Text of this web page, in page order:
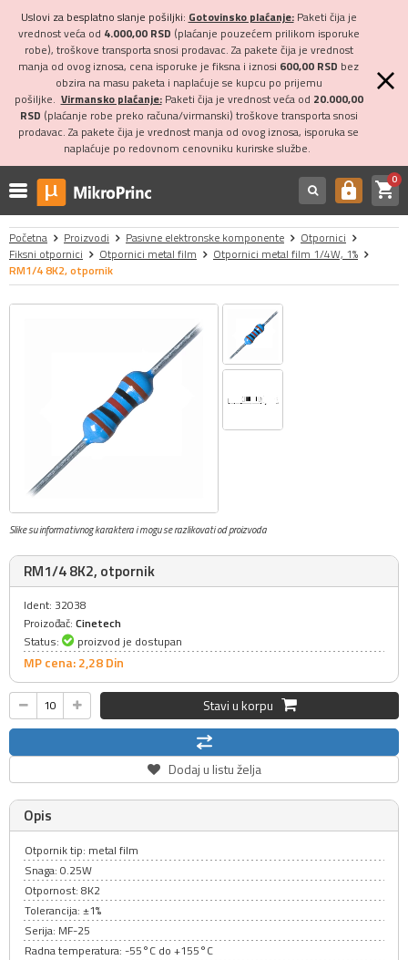
Uslovi za besplatno slanje pošiljki: Gotovinsko plaćanje:Paketi čija je
vrednost veća od 4.000,00 RSD (plaćanje pouzećem prilikom isporuke
robe), troškove transporta snosi prodavac. Za pakete čija je vrednost
manja od ovog iznosa, cena isporuke je fiksna i iznosi 600,00 RSD bez
obzira na masu paketa i naplaćuje se kupcu po prijemu
pošiljke. Virmansko plaćanje:Paketi čija je vrednost veća od 20.000,00
RSD (plaćanje robe preko računa/virmanski) troškove transporta snosi
prodavac. Za pakete čija je vrednost manja od ovog iznosa, isporuka se
naplaćuje po redovnom cenovniku kurirske službe.
https shopping_cart0
Početna Proizvodi Pasivne elektronske komponente
Otpornici
Fiksni otpornici
Otpornici metal film
Otpornici metal film 1/4W, 1%
RM1/4 8K2, otpornik
Slike su informativnog karaktera i mogu se razlikovati od proizvoda
RM1/4 8K2, otpornik
Ident: 32038
Proizođač: Cinetech
Status:
proizvod je dostupan
MP cena: 2,28Din
Stavi u korpu
Dodaj u listu želja
Opis
Otpornik tip: metal film
Snaga: 0.25W
Otpornost: 8K2
Tolerancija: ±1%
Serija: MF-25
Radna temperatura: -55°C do +155°C